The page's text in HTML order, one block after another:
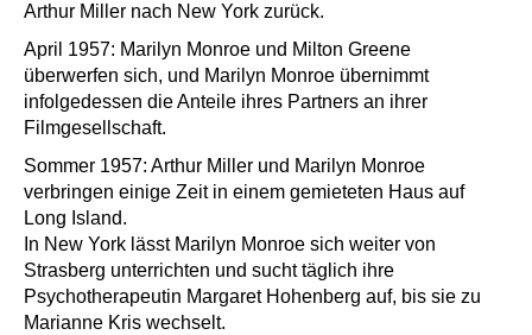
Arthur Miller nach New York zurück.
April 1957: Marilyn Monroe und Milton Greene
überwerfen sich, und Marilyn Monroe übernimmt
infolgedessen die Anteile ihres Partners an ihrer
Filmgesellschaft.
Sommer 1957: Arthur Miller und Marilyn Monroe
verbringen einige Zeit in einem gemieteten Haus auf
Long Island.
In New York lässt Marilyn Monroe sich weiter von
Strasberg unterrichten und sucht täglich ihre
Psychotherapeutin Margaret Hohenberg auf, bis sie zu
Marianne Kris wechselt.